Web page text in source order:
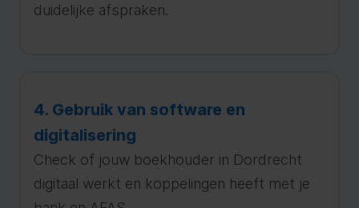
duidelijke afspraken.
4. Gebruik van software en
digitalisering
Check of jouw boekhouder in Dordrecht
digitaal werkt en koppelingen heeft met je